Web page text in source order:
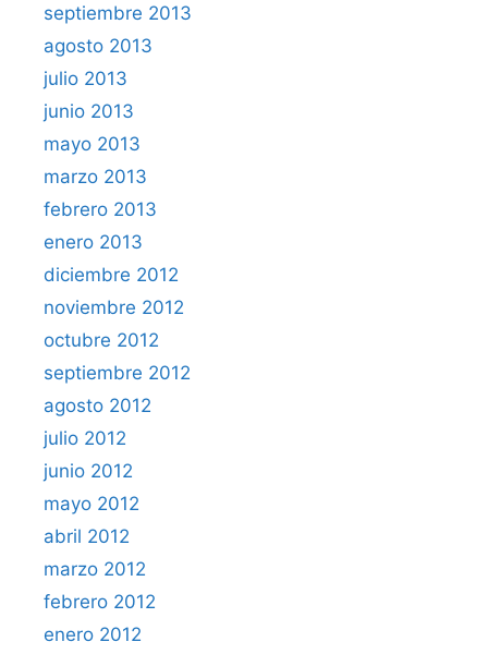
septiembre 2013
agosto 2013
julio 2013
junio 2013
mayo 2013
marzo 2013
febrero 2013
enero 2013
diciembre 2012
noviembre 2012
octubre 2012
septiembre 2012
agosto 2012
julio 2012
junio 2012
mayo 2012
abril 2012
marzo 2012
febrero 2012
enero 2012